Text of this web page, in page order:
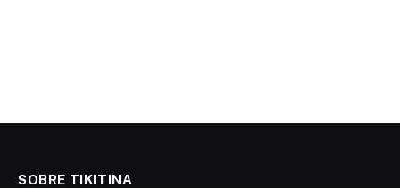
SOBRE TIKITINA